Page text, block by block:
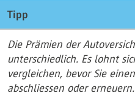
Tipp
Die Prämien der
unterschiedlich. Es lohnt
vergleichen, bevor Sie
abschliessen oder